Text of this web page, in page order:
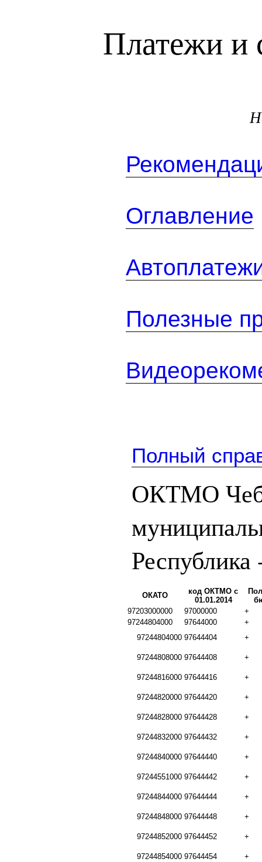
Платежи и
Оглавление
Полезные
Полный
ОКТМО
ОКАТО
код ОКТМО с
01.01.2014
97203000000
97000000
+
97244804000
97644000
+
97244804000 97644404 +
97244808000 97644408 +
97244816000 97644416 +
97244820000 97644420 +
97244828000 97644428 +
97244832000 97644432 +
97244840000 97644440 +
97244551000 97644442 +
97244844000 97644444 +
97244848000 97644448 +
97244852000 97644452 +
97244854000 97644454 +